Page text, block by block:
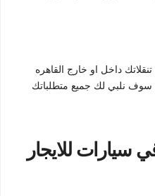
داخل او خارج القاهره
سوف نلبي لك جميع متطلباتك
سيارات للايجار